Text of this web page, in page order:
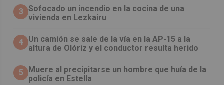
3 Sofocado un incendio en la cocina de una
vivienda en Lezkairu
4 Un camión se sale de la vía en la AP-15 a la
altura de Olóriz y el conductor resulta herido
5
Muere al precipitarse un hombre que huía de la
policía en Estella